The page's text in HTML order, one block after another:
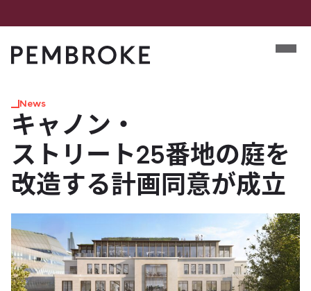
to
content
Mobile
News
キャノン・
ストリート25番地の​庭を​
改造する​計画同意が​成立